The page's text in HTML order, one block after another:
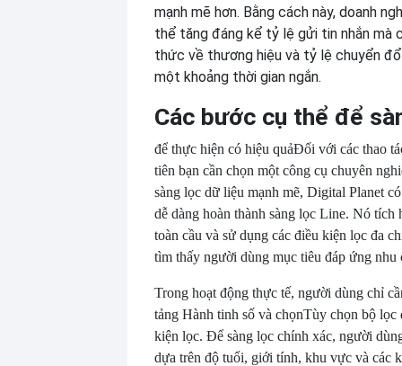
mạnh mẽ hơn. Bằng cách này, doanh
thể tăng đáng kể tỷ lệ gửi tin nhắn mà
thức về thương hiệu và tỷ lệ chuyển
một khoảng thời gian ngắn.
Các bước cụ thể để
để thực hiện có hiệu quảĐối với các thao
tiên bạn cần chọn một công cụ chuyên
sàng lọc dữ liệu mạnh mẽ, Digital Planet
dễ dàng hoàn thành sàng lọc Line. Nó tích
toàn cầu và sử dụng các điều kiện lọc đa
tìm thấy người dùng mục tiêu đáp ứng nhu
Trong hoạt động thực tế, người dùng chỉ
tảng Hành tinh số và chọnTùy chọn bộ lọc
kiện lọc. Để sàng lọc chính xác, người
dựa trên độ tuổi, giới tính, khu vực và các